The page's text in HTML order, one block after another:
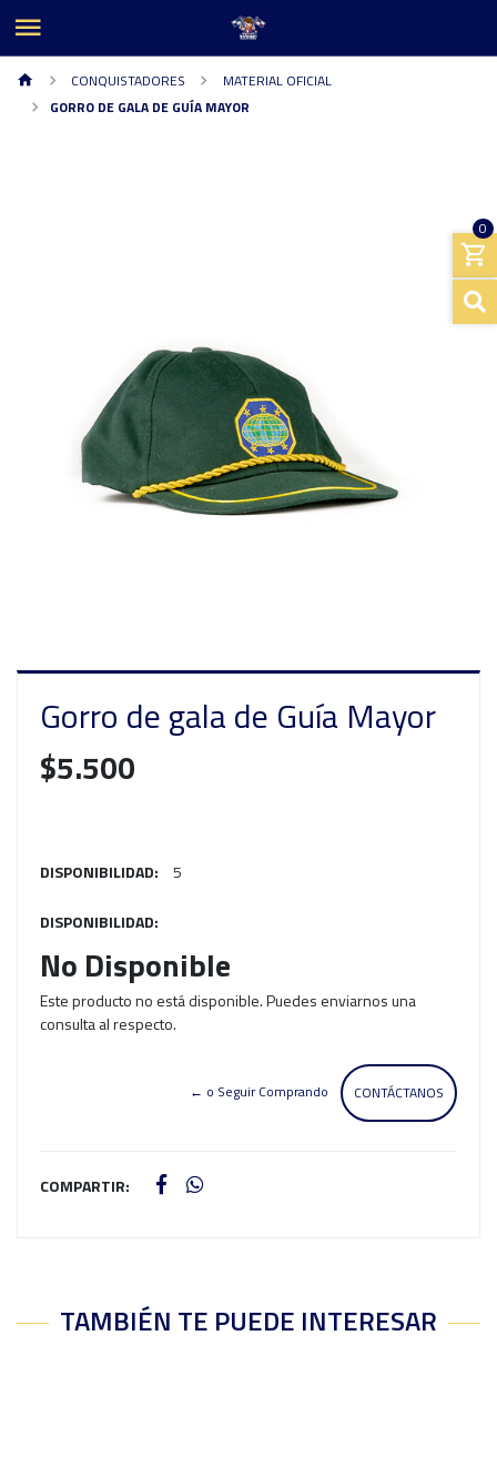
0
CONQUISTADORES
MATERIAL OFICIAL
GORRO DE GALA DE GUÍA MAYOR
Gorro de gala de Guía Mayor
$5.500
DISPONIBILIDAD: 5
DISPONIBILIDAD:
No Disponible
Este producto no está disponible. Puedes enviarnos una
consulta al respecto.
CONTÁCTANOS
← o Seguir Comprando
COMPARTIR:
TAMBIÉN TE PUEDE INTERESAR